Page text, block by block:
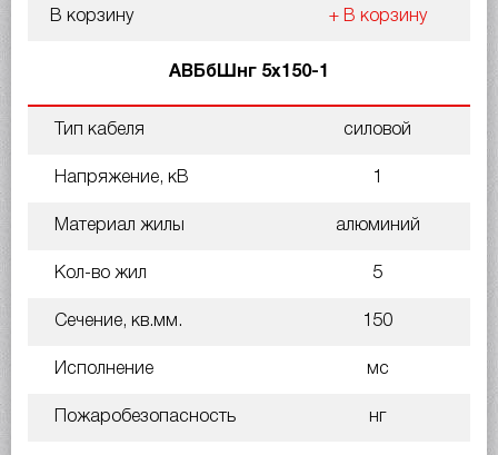
В корзину + В корзину
АВБбШнг 5х150-1
Тип кабеля силовой
Напряжение, кВ 1
Материал жилы алюминий
Кол-во жил 5
Сечение, кв.мм. 150
Исполнение мс
Пожаробезопасность нг